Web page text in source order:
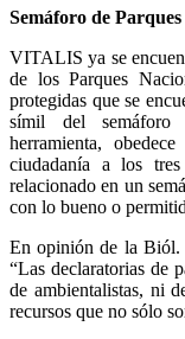
Semáforo de
VITALIS ya se
de los Parques
protegidas que se
símil del semáforo
herramienta,
ciudadanía a los
relacionado en un
con lo bueno o
En opinión de la Biól.
“Las declaratorias de
de ambientalistas, ni
recursos que no sólo